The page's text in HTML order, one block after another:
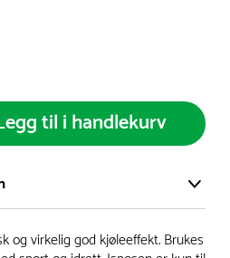
til i handlekurv
i Skanderborg, Danmark -
og virkelig god kjøleeffekt. Brukes